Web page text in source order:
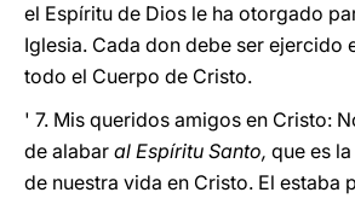
el Espíritu de Dios le ha otorgado
Iglesia. Cada don debe ser ejercido
todo el Cuerpo de Cristo.
' 7. Mis queridos amigos en Cristo:
de alabar al Espíritu Santo, que es
de nuestra vida en Cristo. El estaba